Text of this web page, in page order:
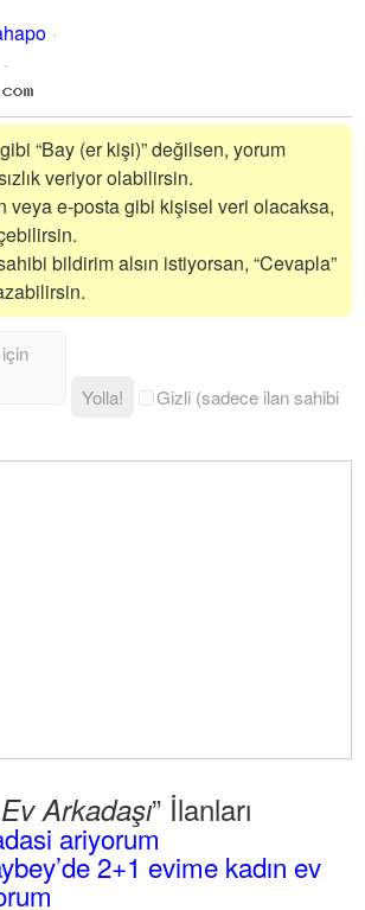
“Bay (er kişi)” değilsen, yorum
veriyor olabilirsin.
veya e-posta gibi kişisel veri olacaksa,
bildirim alsın istiyorsan, “Cevapla”
Yolla!
Gizli (sadece ilan sahibi
Arkadaşı” İlanları
ariyorum
2+1 evime kadın ev